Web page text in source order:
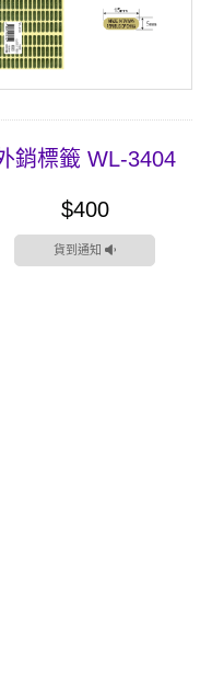
銷標籤 WL-3404
$400
貨到通知